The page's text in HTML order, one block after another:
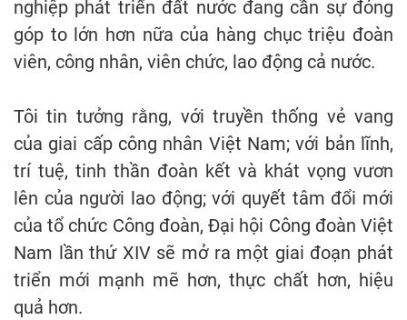
nghiệp phát triển đất nước đang cần sự đóng
góp to lớn hơn nữa của hàng chục triệu đoàn
viên, công nhân, viên chức, lao động cả nước.
Tôi tin tưởng rằng, với truyền thống vẻ vang
của giai cấp công nhân Việt Nam; với bản lĩnh,
trí tuệ, tinh thần đoàn kết và khát vọng vươn
lên của người lao động; với quyết tâm đổi mới
của tổ chức Công đoàn, Đại hội Công đoàn Việt
Nam lần thứ XIV sẽ mở ra một giai đoạn phát
triển mới mạnh mẽ hơn, thực chất hơn, hiệu
quả hơn.